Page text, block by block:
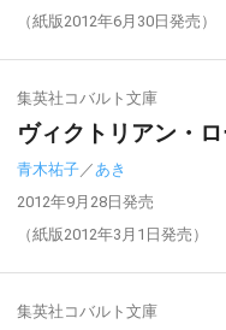
（紙版2012年6月30日発売）
集英社コバルト文庫
ヴィクトリアン・
青木祐子 ／ あき
2012年9月28日発売
（紙版2012年3月1日発売）
集英社コバルト文庫